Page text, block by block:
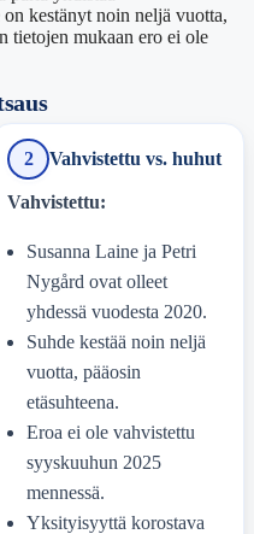
kestänyt noin neljä vuotta,
tietojen mukaan ero ei ole
2 Vahvistettu vs. huhut
Vahvistettu:
Susanna Laine ja Petri
Nygård ovat olleet
yhdessä vuodesta 2020.
Suhde kestää noin neljä
vuotta, pääosin
etäsuhteena.
Eroa ei ole vahvistettu
syyskuuhun 2025
mennessä.
Yksityisyyttä korostava